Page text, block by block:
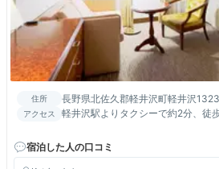
住所 長野県北佐久郡軽井沢町軽井沢
アクセス
軽井沢駅よりタクシーで約2分、徒
宿泊した人の口コミ